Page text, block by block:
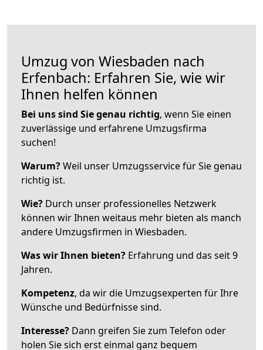
Umzug von Wiesbaden nach
Erfenbach: Erfahren Sie, wie wir
Ihnen helfen können
Bei uns sind Sie genau richtig, wenn Sie einen
zuverlässige und erfahrene Umzugsfirma
suchen!
Warum?Weil unser Umzugsservice für Sie genau
richtig ist.
Wie? Durch unser professionelles Netzwerk
können wir Ihnen weitaus mehr bieten als manch
andere Umzugsfirmen in Wiesbaden.
Was wir Ihnen bieten? Erfahrung und das seit 9
Jahren.
Kompetenz, da wir die Umzugsexperten für Ihre
Wünsche und Bedürfnisse sind.
Interesse? Dann greifen Sie zum Telefon oder
holen Sie sich erst einmal ganz bequem